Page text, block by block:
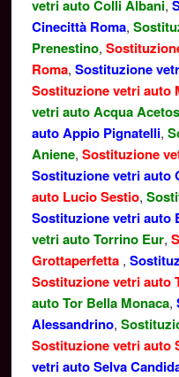
vetri auto Colli Albani,
Cinecittà Roma,
Prenestino,
Roma, Sostituzione
Sostituzione vetri auto
vetri auto Acqua
auto Appio Pignatelli,
Aniene, Sostituzione
Sostituzione vetri auto
auto Lucio Sestio,
Sostituzione vetri auto
vetri auto Torrino Eur,
Grottaperfetta ,
Sostituzione vetri auto
auto Tor Bella Monaca,
Alessandrino,
Sostituzione vetri auto
vetri auto Selva